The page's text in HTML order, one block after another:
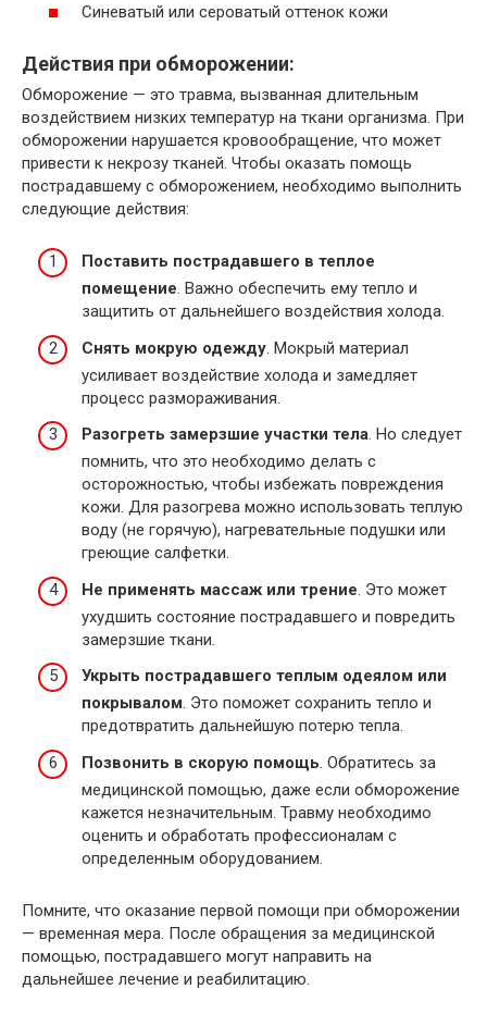
Синеватый или сероватый оттенок кожи
Действия при обморожении:
Обморожение — это травма, вызванная длительным
воздействием низких температур на ткани организма. При
обморожении нарушается кровообращение, что может
привести к некрозу тканей. Чтобы оказать помощь
пострадавшему с обморожением, необходимо выполнить
следующие действия:
Поставить пострадавшего в теплое
помещение. Важно обеспечить ему тепло и
защитить от дальнейшего воздействия холода.
Снять мокрую одежду. Мокрый материал
усиливает воздействие холода и замедляет
процесс размораживания.
Разогреть замерзшие участки тела. Но следует
помнить, что это необходимо делать с
осторожностью, чтобы избежать повреждения
кожи. Для разогрева можно использовать теплую
воду (не горячую), нагревательные подушки или
греющие салфетки.
Не применять массаж или трение. Это может
ухудшить состояние пострадавшего и повредить
замерзшие ткани.
Укрыть пострадавшего теплым одеялом или
покрывалом. Это поможет сохранить тепло и
предотвратить дальнейшую потерю тепла.
Позвонить в скорую помощь. Обратитесь за
медицинской помощью, даже если обморожение
кажется незначительным. Травму необходимо
оценить и обработать профессионалам с
определенным оборудованием.
Помните, что оказание первой помощи при обморожении
— временная мера. После обращения за медицинской
помощью, пострадавшего могут направить на
дальнейшее лечение и реабилитацию.